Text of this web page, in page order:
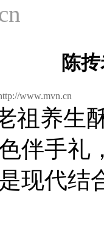
陈
www.mvn.cn
养生酥
伴手礼
现代结